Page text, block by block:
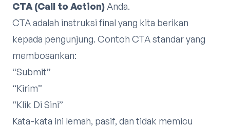
CTA (Call to Action) Anda.
CTA adalah instruksi final yang kita berikan
kepada pengunjung. Contoh CTA standar yang
membosankan:
“Submit”
“Kirim”
“Klik Di Sini”
Kata-kata ini lemah, pasif, dan tidak memicu